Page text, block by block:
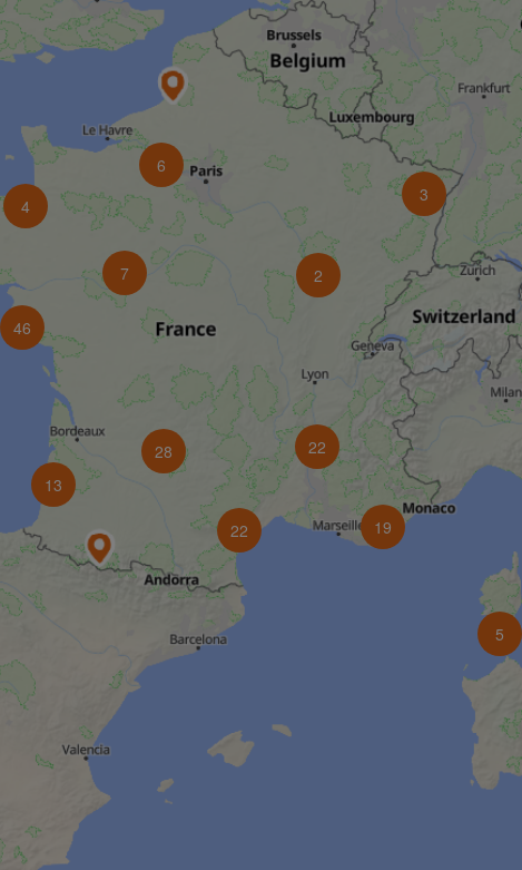
5
19
46
22
7
6
4
28
22
13
2
3